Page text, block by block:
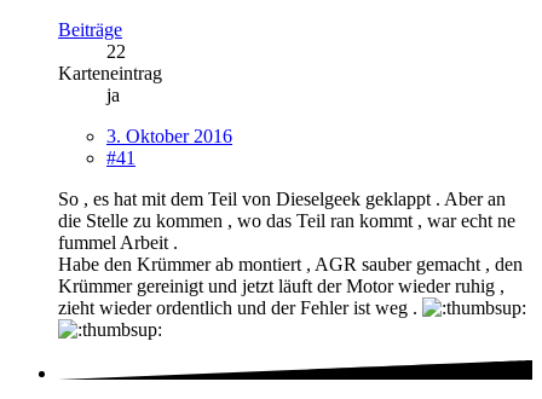
Beiträge
22
Karteneintrag
ja
3. Oktober 2016
#41
So , es hat mit dem Teil von Dieselgeek geklappt . Aber an
die Stelle zu kommen , wo das Teil ran kommt , war echt ne
fummel Arbeit .
Habe den Krümmer ab montiert , AGR sauber gemacht , den
Krümmer gereinigt und jetzt läuft der Motor wieder ruhig ,
zieht wieder ordentlich und der Fehler ist weg .